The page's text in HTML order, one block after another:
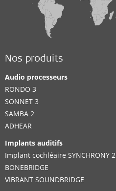
Nos produits
Audio processeurs
RONDO 3
SONNET 3
SAMBA 2
ADHEAR
Implants auditifs
Implant cochléaire SYNCHRONY 2
BONEBRIDGE
VIBRANT SOUNDBRIDGE